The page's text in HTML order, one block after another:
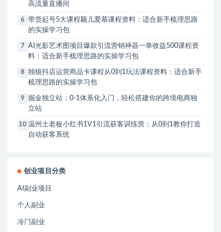
高流量直播间
6
带货起号5大课程颖儿爱慕课程资料：适合新手梳理思路
的实操学习包
7
AI光影艺术图项目爆款引流营销神器一单收益500课程资
料：适合新手梳理思路的实操学习包
8
独狼抖店运营商品卡课程从0到1玩法课程资料：适合新手
梳理思路的实操学习包
9
掘金独立站：0-1体系化入门，轻松搭建你的跨境电商独
立站
10 温州土老板小红书1V1引流获客训练营：从0到1教你打造
自动获客系统
创业项目分类
AI副业项目
个人副业
冷门副业